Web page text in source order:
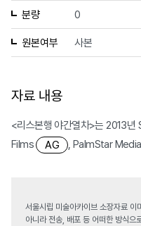
분량 0
원본여부 사본
자료 내용
<리스본행 야간열차>는 2013
Films
AG , PalmStar
서울시립 미술아카이브 소장자료 이
아니라 전송, 배포 등 어떠한 방식으